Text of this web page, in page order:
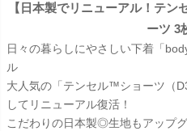
【日本製でリニューアル！テ
ーツ 3
日々の暮らしにやさしい下着「
ル
大人気の「テンセル™ショーツ（
してリニューアル復活！
こだわりの日本製◎生地もアップ